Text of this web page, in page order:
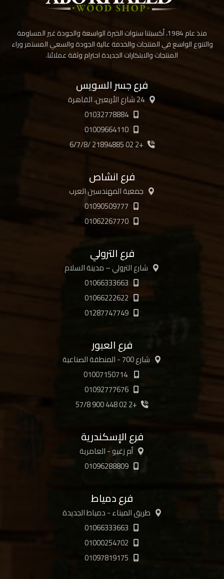
منذ عام 1984، أكسبتنا سنوات الخبرة الواسعة والجودة غير المساومة
والتنوع الواسع في المنتجات والخدمة عالية الجودة والسعي المستمر وراء
المنتجات والابتكارات الجديدة احترام وثقة عملائنا.
فرع جسر السويس
24 شارع الأربعين، القاهرة
01032778884
01009664110
+2 02 21894885 /6/7/8
فرع انشاص
جمعية المهندسين العرب
01090509777
01062267770
فرع الترولي
شارع الترولي – مدينة السلام
01066333663
01066222622
01287747749
فرع العبور
شارع 700 - المنطقة الصناعية
01092777676
+2 02 448 900 57/8
فرع الإسكندرية
أم زغيو - العامرية
01096288809
فرع دمياط
طريق الميناء - دمياط الجديدة
01066333663
01000254702
01097819175